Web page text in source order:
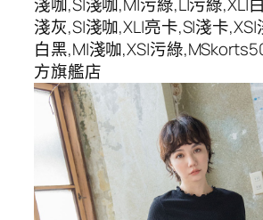
淺灰,S|淺咖,XL|亮卡,S|淺卡
白黑,M|淺咖,XS|污綠
方旗艦店